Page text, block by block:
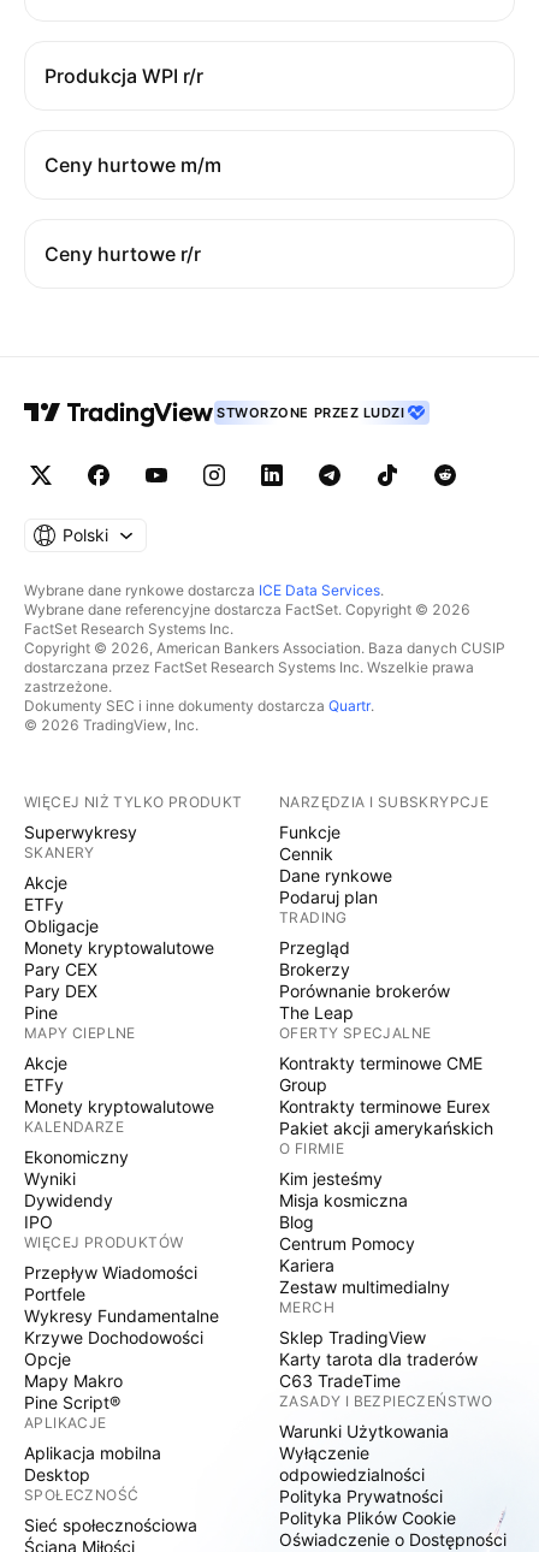
Produkcja WPI r/r
Ceny hurtowe m/m
Ceny hurtowe r/r
STWORZONE PRZEZ LUDZI
Polski
Wybrane dane rynkowe dostarcza ICE Data Services.
Wybrane dane referencyjne dostarcza FactSet. Copyright © 2026
FactSet Research Systems Inc.
Copyright © 2026, American Bankers Association. Baza danych CUSIP
dostarczana przez FactSet Research Systems Inc. Wszelkie prawa
zastrzeżone.
Dokumenty SEC i inne dokumenty dostarcza Quartr.
© 2026 TradingView, Inc.
WIĘCEJ NIŻ TYLKO PRODUKT
Superwykresy
SKANERY
Akcje
ETFy
Obligacje
Monety kryptowalutowe
Pary CEX
Pary DEX
Pine
MAPY CIEPLNE
Akcje
ETFy
Monety kryptowalutowe
KALENDARZE
Ekonomiczny
Wyniki
Dywidendy
IPO
WIĘCEJ PRODUKTÓW
Przepływ Wiadomości
Portfele
Wykresy Fundamentalne
Krzywe Dochodowości
Opcje
Mapy Makro
Pine Script®
APLIKACJE
Aplikacja mobilna
Desktop
SPOŁECZNOŚĆ
Sieć społecznościowa
Ściana Miłości
NARZĘDZIA I SUBSKRYPCJE
Funkcje
Cennik
Dane rynkowe
Podaruj plan
TRADING
Przegląd
Brokerzy
Porównanie brokerów
The Leap
OFERTY SPECJALNE
Kontrakty terminowe CME
Group
Kontrakty terminowe Eurex
Pakiet akcji amerykańskich
O FIRMIE
Kim jesteśmy
Misja kosmiczna
Blog
Centrum Pomocy
Kariera
Zestaw multimedialny
MERCH
Sklep TradingView
Karty tarota dla traderów
C63 TradeTime
ZASADY I BEZPIECZEŃSTWO
Warunki Użytkowania
Wyłączenie
odpowiedzialności
Polityka Prywatności
Polityka Plików Cookie
Oświadczenie o Dostępności